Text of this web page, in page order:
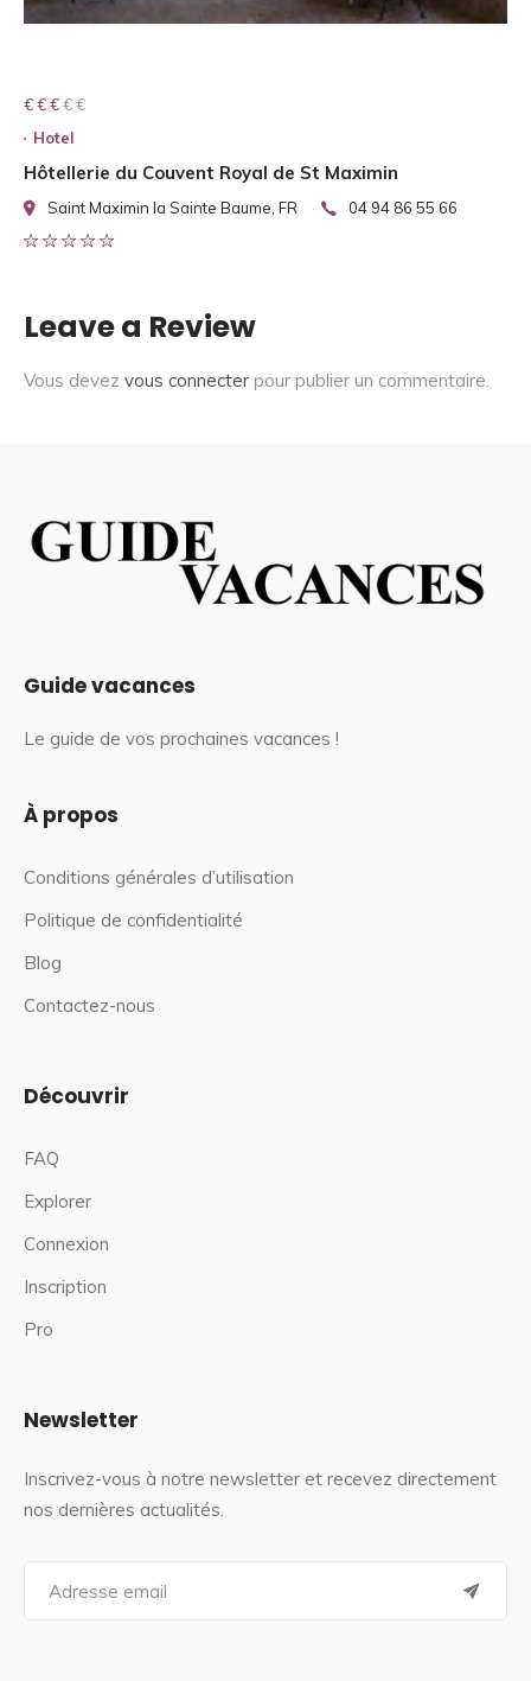
€ € € € €
€ € €
Hotel
Hôtellerie du Couvent Royal de St Maximin
Saint Maximin la Sainte Baume, FR 04 94 86 55 66
Leave a Review
Vous devez vous connecter pour publier un commentaire.
Guide vacances
Le guide de vos prochaines vacances !
À propos
Conditions générales d’utilisation
Politique de confidentialité
Blog
Contactez-nous
Découvrir
FAQ
Explorer
Connexion
Inscription
Pro
Newsletter
Inscrivez-vous à notre newsletter et recevez directement
nos dernières actualités.
a